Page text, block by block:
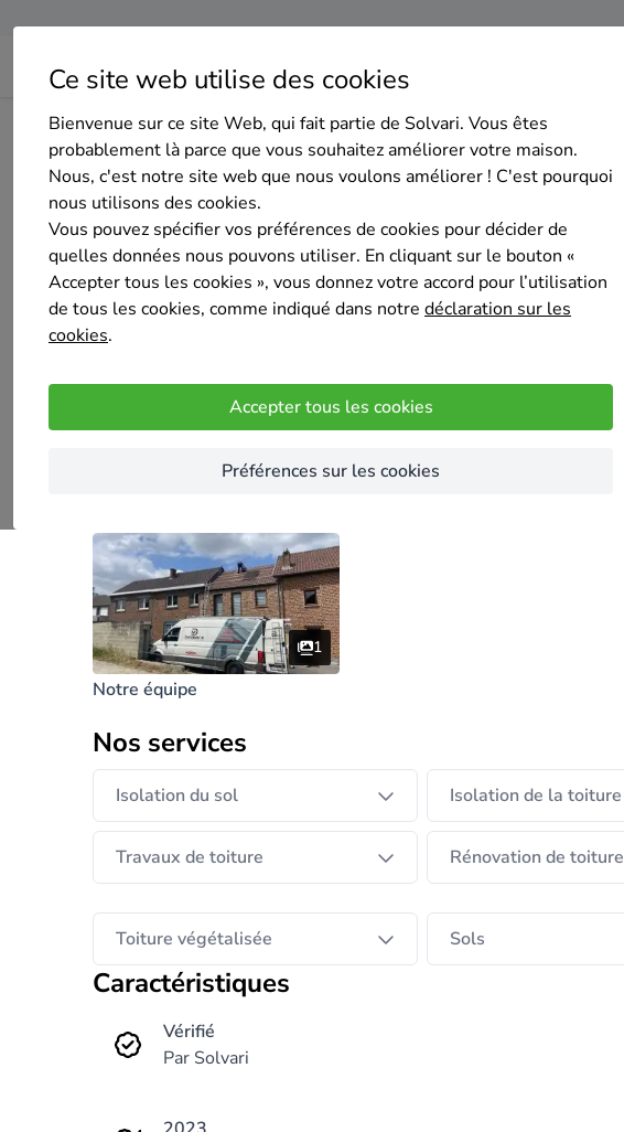
Ce site web utilise des cookies
Bienvenue sur ce site Web, qui fait partie de Solvari. Vous êtes
probablement là parce que vous souhaitez améliorer votre maison.
Nous, c'est notre site web que nous voulons améliorer ! C'est pourquoi
nous utilisons des cookies.
Vous pouvez spécifier vos préférences de cookies pour décider de
quelles données nous pouvons utiliser. En cliquant sur le bouton «
Accepter tous les cookies », vous donnez votre accord pour l’utilisation
de tous les cookies, comme indiqué dans notre déclaration sur les
cookies.
Accepter tous les cookies
Préférences sur les cookies
Home Isolation de la toiture Liège Dison D'M RENOVE
D'M RENOVE
Entreprise familial jeune et dynamique , patron sur chantier
1
Notre équipe
Nos services
Isolation du sol Isolation de la toiture
Travaux de toiture Rénovation de toiture
Toiture végétalisée Sols
Caractéristiques
Vérifié
Par Solvari